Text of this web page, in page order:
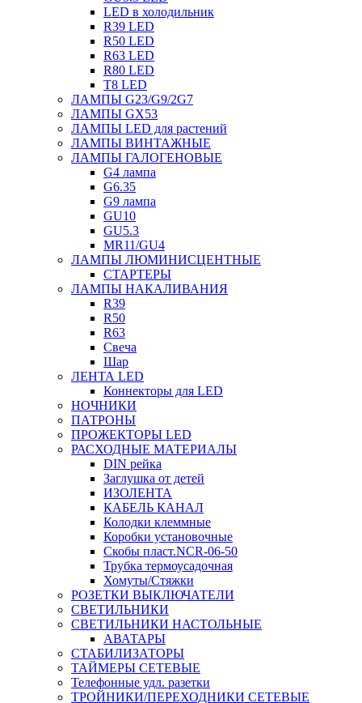
LED в холодильник
R39 LED
R50 LED
R63 LED
R80 LED
T8 LED
ЛАМПЫ G23/G9/2G7
ЛАМПЫ GX53
ЛАМПЫ LED для растений
ЛАМПЫ ВИНТАЖНЫЕ
ЛАМПЫ ГАЛОГЕНОВЫЕ
G4 лампа
G6.35
G9 лампа
GU10
GU5.3
MR11/GU4
ЛАМПЫ ЛЮМИНИСЦЕНТНЫЕ
СТАРТЕРЫ
ЛАМПЫ НАКАЛИВАНИЯ
R39
R50
R63
Свеча
Шар
ЛЕНТА LED
Коннекторы для LED
НОЧНИКИ
ПАТРОНЫ
ПРОЖЕКТОРЫ LED
РАСХОДНЫЕ МАТЕРИАЛЫ
DIN рейка
Заглушка от детей
ИЗОЛЕНТА
КАБЕЛЬ КАНАЛ
Колодки клеммные
Коробки установочные
Скобы пласт.NCR-06-50
Трубка термоусадочная
Хомуты/Стяжки
РОЗЕТКИ ВЫКЛЮЧАТЕЛИ
СВЕТИЛЬНИКИ
СВЕТИЛЬНИКИ НАСТОЛЬНЫЕ
АВАТАРЫ
СТАБИЛИЗАТОРЫ
ТАЙМЕРЫ СЕТЕВЫЕ
Телефонные удл. разетки
ТРОЙНИКИ/ПЕРЕХОДНИКИ СЕТЕВЫЕ